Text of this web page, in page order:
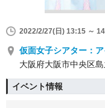
2022/2/27(日) 13:15 ～
仮面女子シアター：
大阪府大阪市中央区
イベント情報